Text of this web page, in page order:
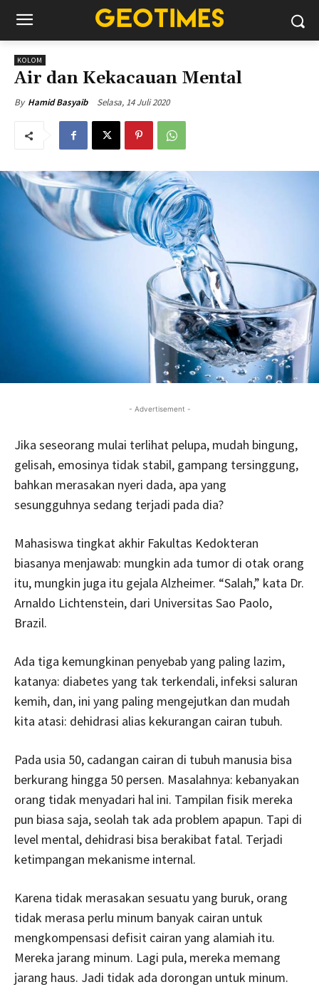
KOLOM
Air dan Kekacauan Mental
By Hamid Basyaib Selasa, 14 Juli 2020
- Advertisement -
Jika seseorang mulai terlihat pelupa, mudah bingung,
gelisah, emosinya tidak stabil, gampang tersinggung,
bahkan merasakan nyeri dada, apa yang
sesungguhnya sedang terjadi pada dia?
Mahasiswa tingkat akhir Fakultas Kedokteran
biasanya menjawab: mungkin ada tumor di otak orang
itu, mungkin juga itu gejala Alzheimer. “Salah,” kata Dr.
Arnaldo Lichtenstein, dari Universitas Sao Paolo,
Brazil.
Ada tiga kemungkinan penyebab yang paling lazim,
katanya: diabetes yang tak terkendali, infeksi saluran
kemih, dan, ini yang paling mengejutkan dan mudah
kita atasi: dehidrasi alias kekurangan cairan tubuh.
Pada usia 50, cadangan cairan di tubuh manusia bisa
berkurang hingga 50 persen. Masalahnya: kebanyakan
orang tidak menyadari hal ini. Tampilan fisik mereka
pun biasa saja, seolah tak ada problem apapun. Tapi di
level mental, dehidrasi bisa berakibat fatal. Terjadi
ketimpangan mekanisme internal.
Karena tidak merasakan sesuatu yang buruk, orang
tidak merasa perlu minum banyak cairan untuk
mengkompensasi defisit cairan yang alamiah itu.
Mereka jarang minum. Lagi pula, mereka memang
jarang haus. Jadi tidak ada dorongan untuk minum.